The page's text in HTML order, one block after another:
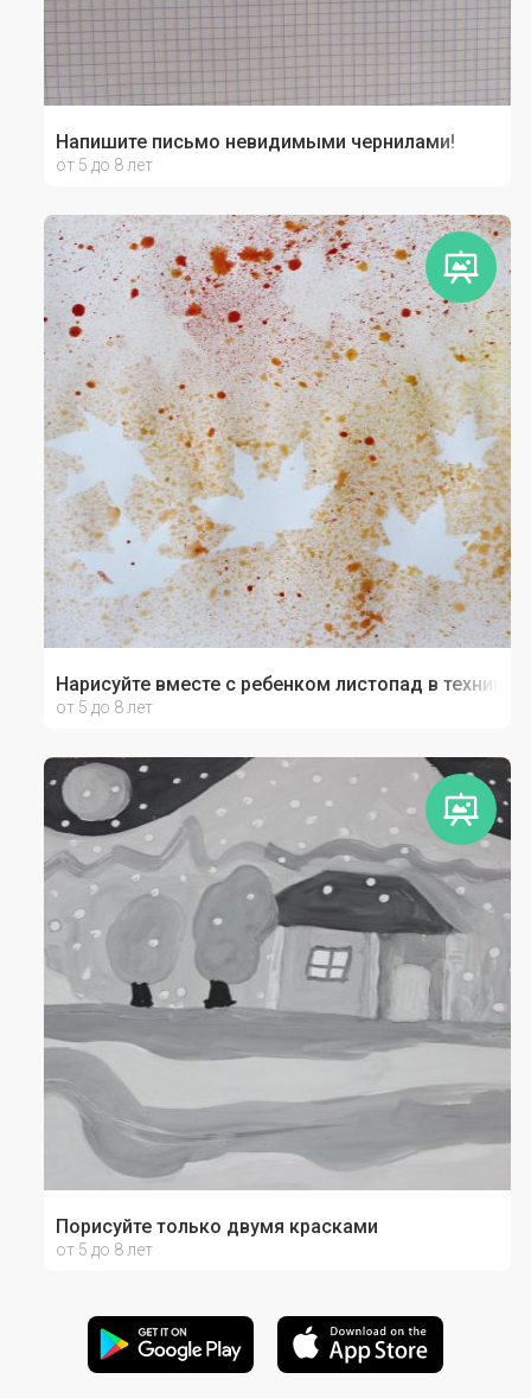
Напишите письмо невидимыми чернилами!
от 5 до 8 лет
Нарисуйте вместе с ребенком листопад в технике
от 5 до 8 лет
Порисуйте только двумя красками
от 5 до 8 лет